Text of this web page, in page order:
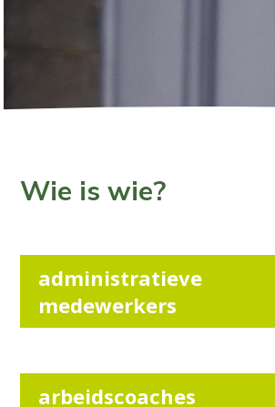
Wie is wie?
administratieve
medewerkers
arbeidscoaches